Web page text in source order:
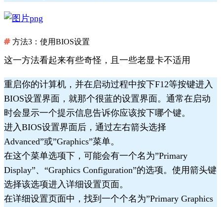
方法3：使用BIOS设置
这一方法看起来有些奇怪，且一些老显卡不适用
重启你的计算机，并在启动过程中按下F12等按键进入
BIOS设置界面，就那个很蓝的设置界面。通常在启动
时会显示一个提示信息告诉你应该按下哪个键。
进入BIOS设置界面后，通过左右箭头选择
Advanced”或”Graphics”菜单。
在这个菜单选项下，可能会有一个名为”Primary
Display”、“Graphics Configuration”的选项。使用箭头键
选择该选项进入详细设置页面。
在详细设置页面中，找到一个个名为”Primary Graphics